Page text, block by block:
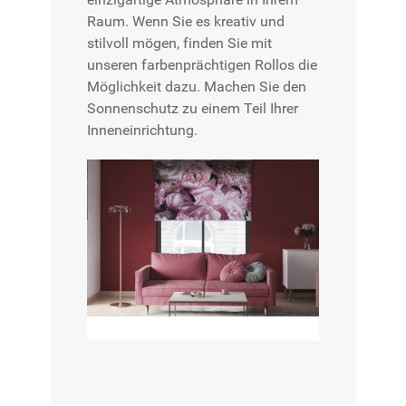
Raum. Wenn Sie es kreativ und
stilvoll mögen, finden Sie mit
unseren farbenprächtigen Rollos die
Möglichkeit dazu. Machen Sie den
Sonnenschutz zu einem Teil Ihrer
Inneneinrichtung.